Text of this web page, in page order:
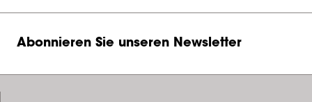
Abonnieren Sie unseren Newsletter